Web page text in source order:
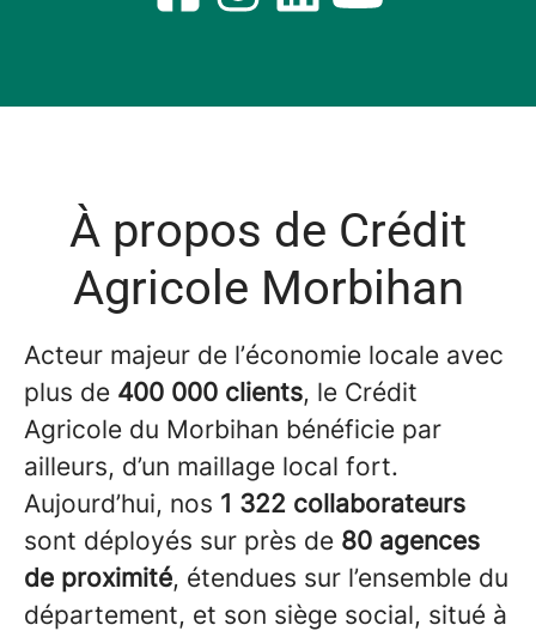
À propos de Crédit
Agricole Morbihan
Acteur majeur de l’économie locale avec
plus de 400 000 clients, le Crédit
Agricole du Morbihan bénéficie par
ailleurs, d’un maillage local fort.
Aujourd’hui, nos 1 322 collaborateurs
sont déployés sur près de 80 agences
de proximité, étendues sur l’ensemble du
département, et son siège social, situé à